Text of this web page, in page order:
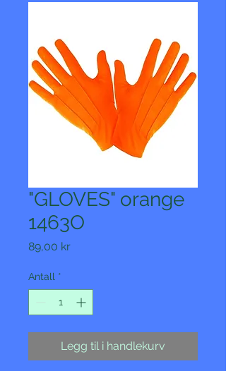
"GLOVES" orange
1463O
89,00 krPris
Antall *
Legg til i handlekurv